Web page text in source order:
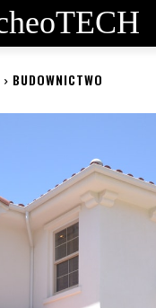
BUDOWNICTWO